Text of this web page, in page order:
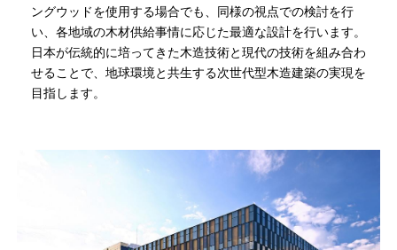
ングウッドを使用する場合でも、同様の視点での検討を行
い、各地域の木材供給事情に応じた最適な設計を行います。
日本が伝統的に培ってきた木造技術と現代の技術を組み合わ
せることで、地球環境と共生する次世代型木造建築の実現を
目指します。